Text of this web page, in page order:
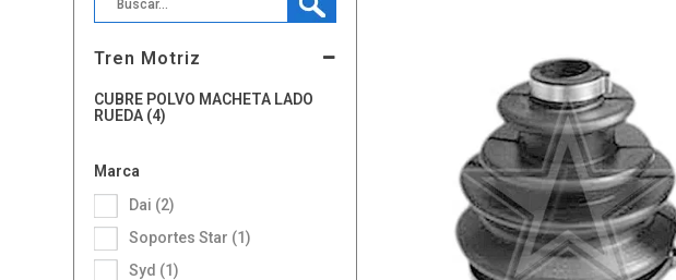
Tren Motriz
CUBRE POLVO MACHETA LADO
RUEDA (4)
Marca
Dai (2)
Soportes Star (1)
Syd (1)